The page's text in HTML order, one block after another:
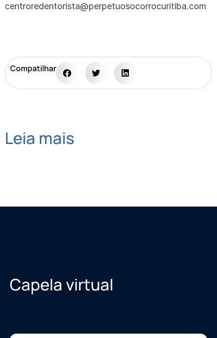
centroredentorista@perpetuosocorrocuritiba.com
Compatilhar
Leia mais
Capela virtual